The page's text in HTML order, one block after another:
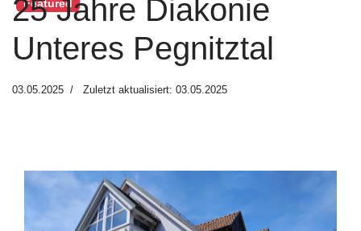
Featured
25 Jahre Diakonie
Unteres Pegnitztal
03.05.2025 Zuletzt aktualisiert: 03.05.2025